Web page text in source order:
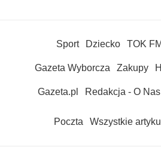
Sport Dziecko TOK FM
Gazeta Wyborcza Zakupy
Gazeta.pl Redakcja - O Nas
Poczta Wszystkie